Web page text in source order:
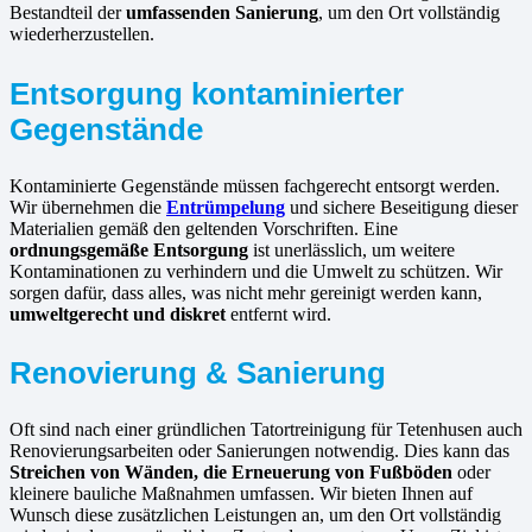
Bestandteil derumfassenden Sanierung, um den Ort vollständig
wiederherzustellen.
Entsorgung kontaminierter
Gegenstände
Kontaminierte Gegenstände müssen fachgerecht entsorgt werden.
Wir übernehmen die Entrümpelung und sichere Beseitigung dieser
Materialien gemäß den geltenden Vorschriften. Eine
ordnungsgemäße Entsorgung ist unerlässlich, um weitere
Kontaminationen zu verhindern und die Umwelt zu schützen. Wir
sorgen dafür, dass alles, was nicht mehr gereinigt werden kann,
umweltgerecht und diskret entfernt wird.
Renovierung & Sanierung
Oft sind nach einer gründlichen Tatortreinigung für Tetenhusen auch
Renovierungsarbeiten oder Sanierungen notwendig. Dies kann das
Streichen von Wänden, die Erneuerung von Fußböden oder
kleinere bauliche Maßnahmen umfassen. Wir bieten Ihnen auf
Wunsch diese zusätzlichen Leistungen an, um den Ort vollständig